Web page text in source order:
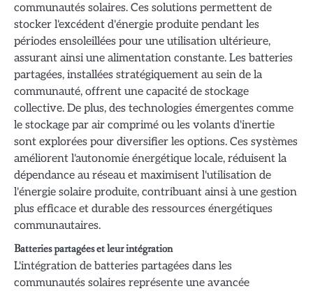
communautés solaires. Ces solutions permettent de
stocker l'excédent d'énergie produite pendant les
périodes ensoleillées pour une utilisation ultérieure,
assurant ainsi une alimentation constante. Les batteries
partagées, installées stratégiquement au sein de la
communauté, offrent une capacité de stockage
collective. De plus, des technologies émergentes comme
le stockage par air comprimé ou les volants d'inertie
sont explorées pour diversifier les options. Ces systèmes
améliorent l'autonomie énergétique locale, réduisent la
dépendance au réseau et maximisent l'utilisation de
l'énergie solaire produite, contribuant ainsi à une gestion
plus efficace et durable des ressources énergétiques
communautaires.
Batteries partagées et leur intégration
L'intégration de batteries partagées dans les
communautés solaires représente une avancée